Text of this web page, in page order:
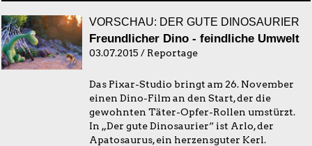
VORSCHAU: DER GUTE DINOSAURIER
Freundlicher Dino - feindliche Umwelt
03.07.2015 / Reportage
Das Pixar-Studio bringt am 26. November
einen Dino-Film an den Start, der die
gewohnten Täter-Opfer-Rollen umstürzt.
In „Der gute Dinosaurier“ ist Arlo, der
Apatosaurus, ein herzensguter Kerl.